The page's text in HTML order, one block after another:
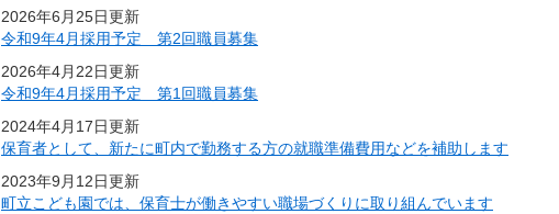
2026年6月25日更新
令和9年4月採用予定 第2回職員募集
2026年4月22日更新
令和9年4月採用予定 第1回職員募集
2024年4月17日更新
保育者として、新たに町内で勤務する方の就職準備費用などを補助します
2023年9月12日更新
町立こども園では、保育士が働きやすい職場づくりに取り組んでいます